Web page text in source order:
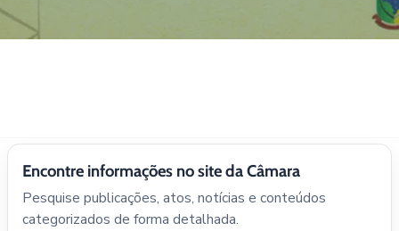
Encontre informações no site da Câmara
Pesquise publicações, atos, notícias e conteúdos
categorizados de forma detalhada.